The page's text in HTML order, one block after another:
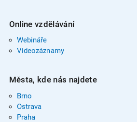
Online vzdělávání
Webináře
Videozáznamy
Města, kde nás najdete
Brno
Ostrava
Praha